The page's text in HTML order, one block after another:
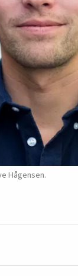
Hågensen.